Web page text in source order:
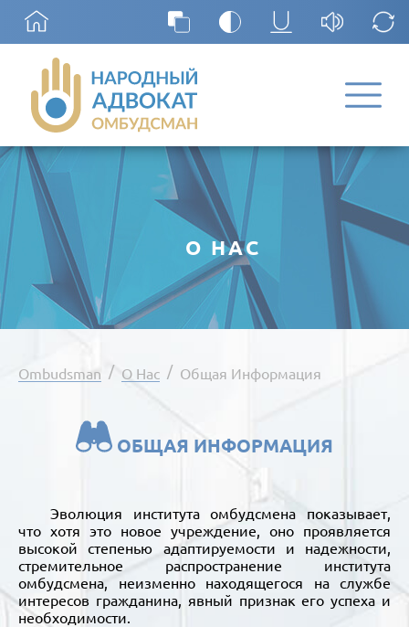
О НАС
Ombudsman / О Нас / Общая Информация
ОБЩАЯ ИНФОРМАЦИЯ
Эволюция института омбудсмена показывает,
что хотя это новое учреждение, оно проявляется
высокой степенью адаптируемости и надежности,
стремительное распространение института
омбудсмена, неизменно находящегося на службе
интересов гражданина, явный признак его успеха и
необходимости.